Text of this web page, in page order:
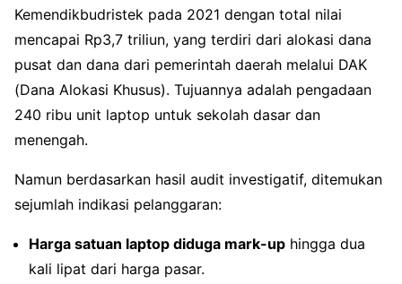
Kemendikbudristek pada 2021 dengan total nilai
mencapai Rp3,7 triliun, yang terdiri dari alokasi dana
pusat dan dana dari pemerintah daerah melalui DAK
(Dana Alokasi Khusus). Tujuannya adalah pengadaan
240 ribu unit laptop untuk sekolah dasar dan
menengah.
Namun berdasarkan hasil audit investigatif, ditemukan
sejumlah indikasi pelanggaran:
Harga satuan laptop diduga mark-up hingga dua
kali lipat dari harga pasar.